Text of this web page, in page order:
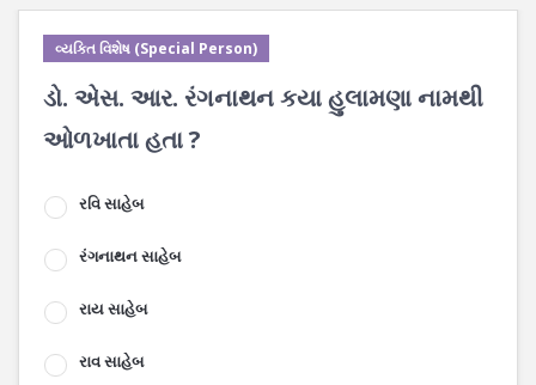
વ્યક્તિ વિશેષ (Special Person)
ડો. એસ. આર. રંગનાથન કયા હુલામણા નામથી
ઓળખાતા હતા ?
રવિ સાહેબ
રંગનાથન સાહેબ
રાય સાહેબ
રાવ સાહેબ